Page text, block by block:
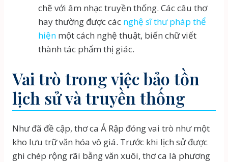
chẽ với âm nhạc truyền thống. Các câu thơ
hay thường được các nghệ sĩ thư pháp thể
hiệnmột cách nghệ thuật, biến chữ viết
thành tác phẩm thị giác.
Vai trò trong việc bảo tồn
lịch sử và truyền thống
Như đã đề cập, thơ ca Ả Rập đóng vai trò như một
kho lưu trữ văn hóa vô giá. Trước khi lịch sử được
ghi chép rộng rãi bằng văn xuôi, thơ ca là phương